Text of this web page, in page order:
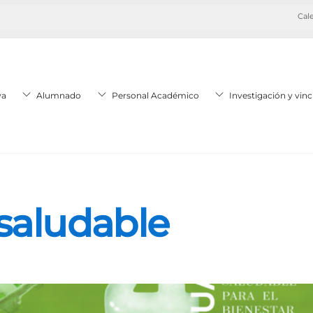
Alumnado Personal Académico Investigación y